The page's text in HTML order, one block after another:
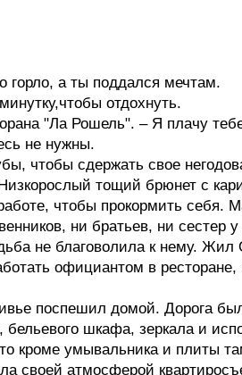
горло, а ты поддался мечтам.
отдохнуть.
"Ла Рошель". – Я плачу
не нужны.
чтобы сдержать свое
тощий брюнет с
чтобы прокормить
ни братьев, ни сестер
не благоволила к нему. Жил
официантом в
поспешил домой. Дорога
бельевого шкафа, зеркала и
кроме умывальника и плиты
своей атмосферой